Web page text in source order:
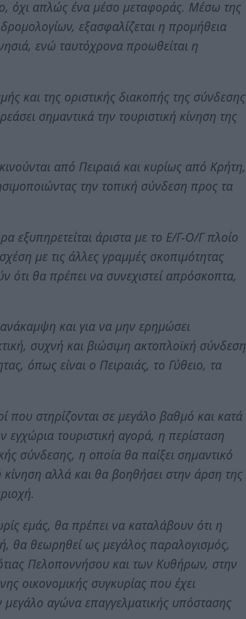
όχι απλώς ένα μέσο μεταφοράς. Μέσω της
εξασφαλίζεται η προμήθεια
ενώ ταυτόχρονα προωθείται η
και της οριστικής διακοπής της σύνδεσης
σημαντικά την τουριστική κίνηση της
από Πειραιά και κυρίως από Κρήτη,
την τοπική σύνδεση προς τα
άριστα με το Ε/Γ-Ο/Γ πλοίο
με τις άλλες γραμμές σκοπιμότητας
ότι θα πρέπει να συνεχιστεί απρόσκοπτα,
και για να μην ερημώσει
συχνή και βιώσιμη ακτοπλοϊκή σύνδεση
όπως είναι ο Πειραιάς, το Γύθειο, τα
που στηρίζονται σε μεγάλο βαθμό και κατά
τουριστική αγορά, η περίσταση
σύνδεσης, η οποία θα παίξει σημαντικό
κίνηση αλλά και θα βοηθήσει στην άρση της
εμάς, θα πρέπει να καταλάβουν ότι η
θα θεωρηθεί ως μεγάλος παραλογισμός,
Πελοποννήσου και των Κυθήρων, στην
οικονομικής συγκυρίας που έχει
αγώνα επαγγελματικής υπόστασης